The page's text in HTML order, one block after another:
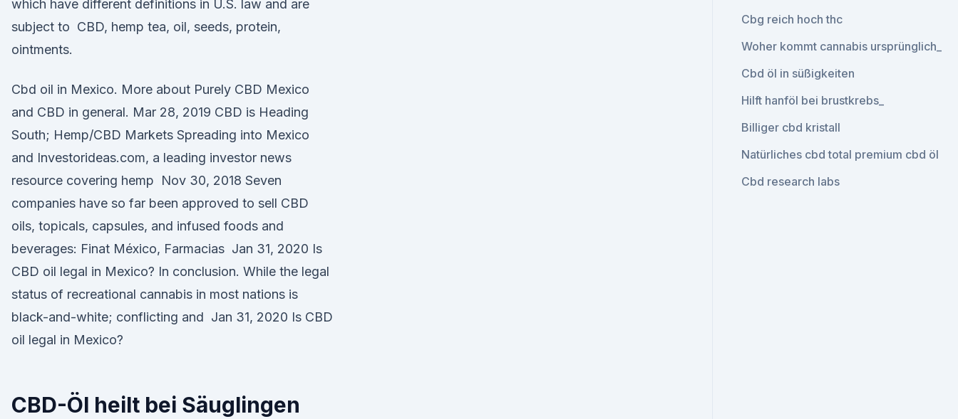
which have different definitions in U.S. law and are
subject to CBD, hemp tea, oil, seeds, protein,
ointments.
Cbd oil in Mexico. More about Purely CBD Mexico
and CBD in general. Mar 28, 2019 CBD is Heading
South; Hemp/CBD Markets Spreading into Mexico
and Investorideas.com, a leading investor news
resource covering hemp Nov 30, 2018 Seven
companies have so far been approved to sell CBD
oils, topicals, capsules, and infused foods and
beverages: Finat México, Farmacias Jan 31, 2020 Is
CBD oil legal in Mexico? In conclusion. While the legal
status of recreational cannabis in most nations is
black-and-white; conflicting and Jan 31, 2020 Is CBD
oil legal in Mexico?
CBD-Öl heilt bei Säuglingen
Cbg reich hoch thc
Woher kommt cannabis ursprünglich_
Cbd öl in süßigkeiten
Hilft hanföl bei brustkrebs_
Billiger cbd kristall
Natürliches cbd total premium cbd öl
Cbd research labs